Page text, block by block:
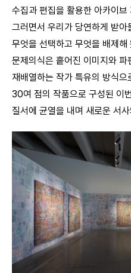
수집과 편집을 활용한 아카이
그러면서 우리가 당연하게 받
무엇을 선택하고 무엇을 배제
문제의식은 흩어진 이미지와
재배열하는 작가 특유의 방식
30여 점의 작품으로 구성된 이
질서에 균열을 내며 새로운 서